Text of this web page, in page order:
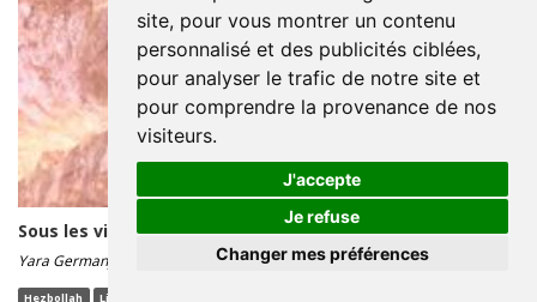
site, pour vous montrer un contenu
personnalisé et des publicités ciblées,
pour analyser le trafic de notre site et
pour comprendre la provenance de nos
visiteurs.
J'accepte
Je refuse
Changer mes préférences
Sous les villages du Liban-Sud, un réseau de guerre
Yara Germany 10/05 18:55 - Lecture : moins d'une minute
Hezbollah Liban-Sud